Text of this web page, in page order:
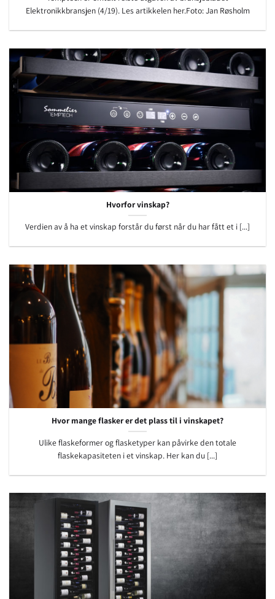
Elektronikkbransjen (4/19). Les artikkelen her.Foto: Jan Røsholm
Hvorfor vinskap?
Verdien av å ha et vinskap forstår du først når du har fått et i [...]
Hvor mange flasker er det plass til i vinskapet?
Ulike flaskeformer og flasketyper kan påvirke den totale
flaskekapasiteten i et vinskap. Her kan du [...]